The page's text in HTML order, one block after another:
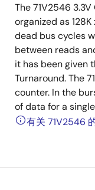
The 71V2546
organized as
dead bus cycles
between reads
it has been given
Turnaround. The
counter. In the
of data for a
有关 71V2546